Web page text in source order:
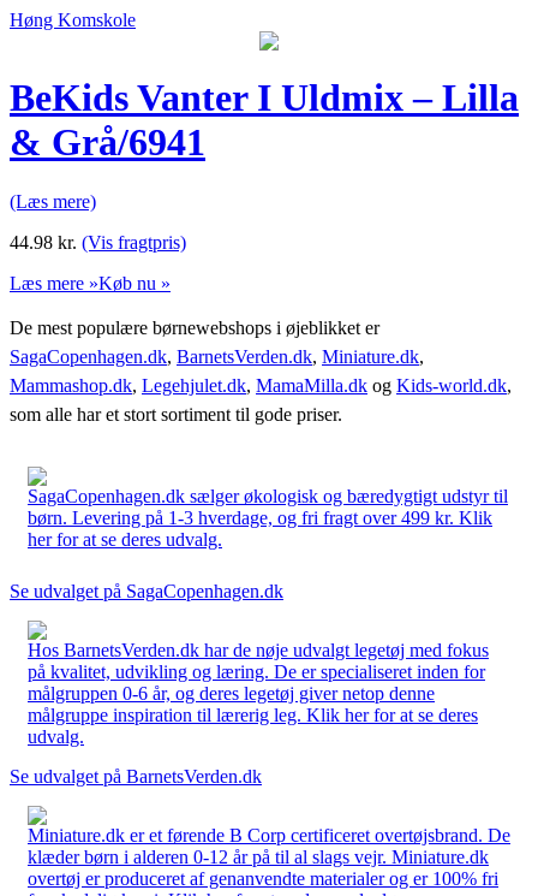
Høng Komskole
BeKids Vanter I Uldmix – Lilla
& Grå/6941
(Læs mere)
44.98 kr. (Vis fragtpris)
Læs mere »Køb nu »
De mest populære børnewebshops i øjeblikket er
SagaCopenhagen.dk, BarnetsVerden.dk, Miniature.dk,
Mammashop.dk, Legehjulet.dk, MamaMilla.dk og Kids-world.dk,
som alle har et stort sortiment til gode priser.
SagaCopenhagen.dk sælger økologisk og bæredygtigt udstyr til
børn. Levering på 1-3 hverdage, og fri fragt over 499 kr. Klik
her for at se deres udvalg.
Se udvalget på SagaCopenhagen.dk
Hos BarnetsVerden.dk har de nøje udvalgt legetøj med fokus
på kvalitet, udvikling og læring. De er specialiseret inden for
målgruppen 0-6 år, og deres legetøj giver netop denne
målgruppe inspiration til lærerig leg. Klik her for at se deres
udvalg.
Se udvalget på BarnetsVerden.dk
Miniature.dk er et førende B Corp certificeret overtøjsbrand. De
klæder børn i alderen 0-12 år på til al slags vejr. Miniature.dk
overtøj er produceret af genanvendte materialer og er 100% fri